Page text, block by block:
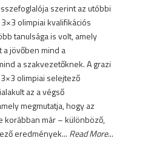
szerint az utóbbi
olimpiai kvalifikációs
tanulsága is volt, amely
a jövőben mind a
a szakvezetőknek. A grazi
olimpiai selejtező
az a végső
megmutatja, hogy az
korábban már – különböző,
eredmények... Read More...